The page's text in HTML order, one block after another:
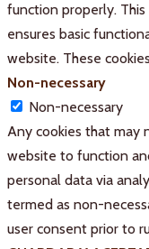
function properly.
ensures basic
website. These
Non-necessary
Non-necessary
Any cookies that may
website to function
personal data via
termed as non-
user consent prior to